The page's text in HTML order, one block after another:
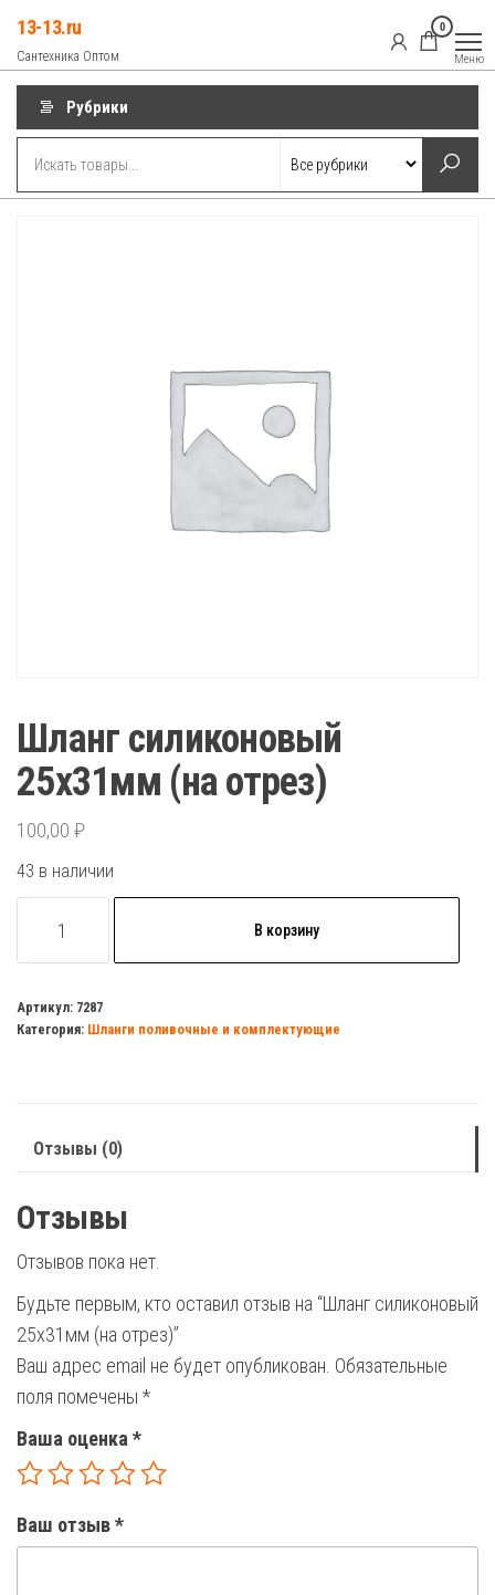
содержимому
13-13.ru
Сантехника Оптом
0
Меню
Рубрики
Шланг силиконовый
25х31мм (на отрез)
100,00 ₽
43 в наличии
товара
силиконовый
25х31мм
В корзину
Артикул: 7287
Категория: Шланги поливочные и комплектующие
Отзывы (0)
Отзывы
Отзывов пока нет.
Будьте первым, кто оставил отзыв на “Шланг силиконовый
25х31мм (на отрез)”
Ваш адрес email не будет опубликован. Обязательные
поля помечены *
Ваша оценка *
Ваш отзыв*